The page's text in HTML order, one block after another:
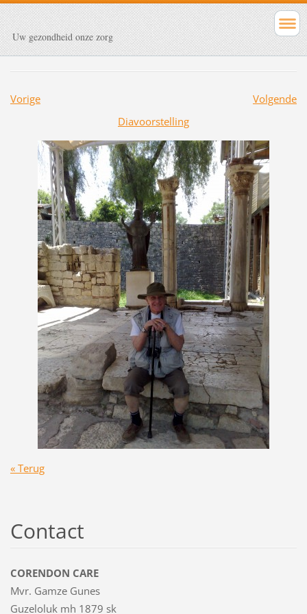
Uw gezondheid onze zorg
Vorige
Volgende
Diavoorstelling
« Terug
Contact
CORENDON CARE
Mvr. Gamze Gunes
Guzeloluk mh 1879 sk